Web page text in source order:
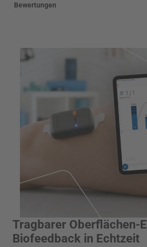
Bewertungen
Tragbarer Oberflächen-
Biofeedback in Echtzeit